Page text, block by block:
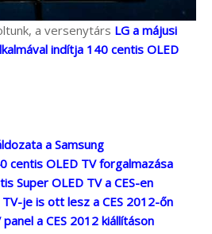
a versenytárs LG a májusi
indítja 140 centis OLED
a Samsung
centis OLED TV forgalmazása
Super OLED TV a CES-en
je is ott lesz a CES 2012-őn
a CES 2012 kiállításon